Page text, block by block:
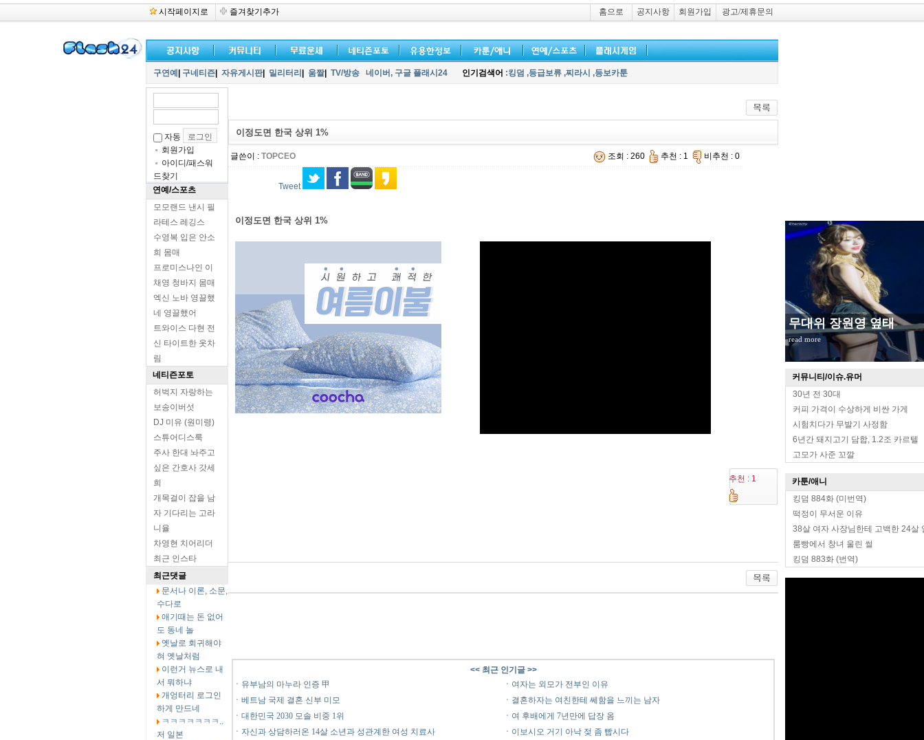
시작페이지로 즐겨찾기추가 홈으로 공지사항 회원가입 광고/제휴문의
무대위 장원영 옆태
read more
커뮤니티/이슈.유머
30년 전 30대
커피 가격이 수상하게 비싼 가게
시험치다가 무발기 사정함
6년간 돼지고기 담합, 1.2조 카르텔
고모가 사준 꼬깔
카툰/애니
킹덤 884화 (미번역)
떡정이 무서운 이유
38살 여자 사장님한테 고백한 24살
룸빵에서 창녀 울린 썰
킹덤 883화 (번역)
구연예 구네티즌 자유게시판| 밀리터리 움짤| TV/방송 네이버, 구글 플래시24 인기검색어 :킹덤 ,등급보류 ,찌라시 ,등보카툰
자동
회원가입
아이디/패스워
드찾기
연예/스포츠
모모랜드 낸시 필
라테스 레깅스
수영복 입은 안소
희 몸매
프로미스나인 이
채영 청바지 몸매
엑신 노바 영끌했
네 영끌했어
트와이스 다현 전
신 타이트한 옷차
림
네티즌포토
허벅지 자랑하는
보송이버섯
DJ 미유 (원미령)
스튜어디스룩
주사 한대 놔주고
싶은 간호사 갓세
희
개목걸이 잡을 남
자 기다리는 고라
니율
차영현 치어리더
최근 인스타
최근댓글
문서나 이론, 소문,
수다로
애기때는 돈 없어
도 동네 놀
옛날로 회귀해야
혀 옛날처럼
이런거 뉴스로 내
서 뭐하냐
개엉터리 로그인
하게 만드네
ㅋㅋㅋㅋㅋㅋㅋ..
저 일본
이정도면 한국 상위 1%
글쓴이 : TOPCEO 조회 : 260 추천 : 1 비추천 : 0
Tweet
이정도면 한국 상위 1%
추천 : 1
<< 최근 인기글 >>
ㆍ 유부남의 마누라 인증 甲 ㆍ 여자는 외모가 전부인 이유
ㆍ 베트남 국제 결혼 신부 미모 ㆍ 결혼하자는 여친한테 쎄함을 느끼는 남자
ㆍ 대한민국 2030 모솔 비중 1위 ㆍ 여 후배에게 7년만에 답장 옴
ㆍ 자신과 상담하러온 14살 소년과 성관계한 여성 치료사 ㆍ 이보시오 거기 아낙 젖 좀 빱시다